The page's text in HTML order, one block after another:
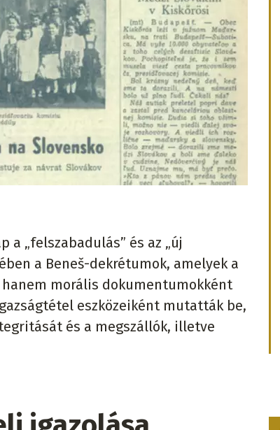
a „felszabadulás” és az „új
a Beneš-dekrétumok, amelyek a
morális dokumentumokként
eszközeiként mutatták be,
és a megszállók, illetve